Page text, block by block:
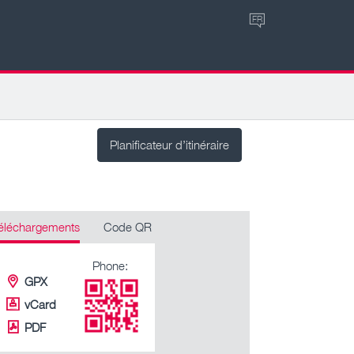
FR
Planificateur d’itinéraire
Code QR
GPX
vCard
PDF
Phone: